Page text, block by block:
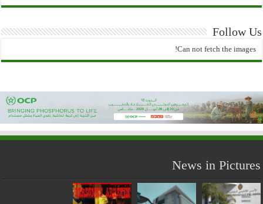
Follow Us
Can not fetch the images!
News in Pictures